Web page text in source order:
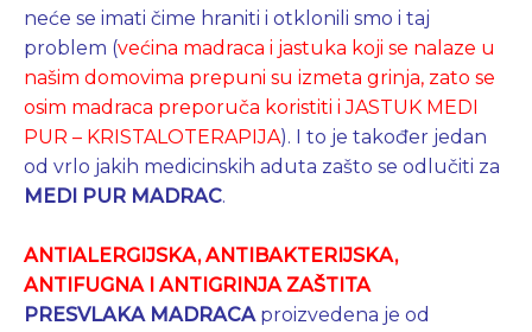
neće se imati čime hraniti i otklonili smo i taj
problem (većina madraca i jastuka koji se nalaze u
našim domovima prepuni su izmeta grinja, zato se
osim madraca preporuča koristiti i JASTUK MEDI
PUR – KRISTALOTERAPIJA). I to je također jedan
od vrlo jakih medicinskih aduta zašto se odlučiti za
MEDI PUR MADRAC.
ANTIALERGIJSKA, ANTIBAKTERIJSKA,
ANTIFUGNA I ANTIGRINJA ZAŠTITA
PRESVLAKA MADRACA proizvedena je od